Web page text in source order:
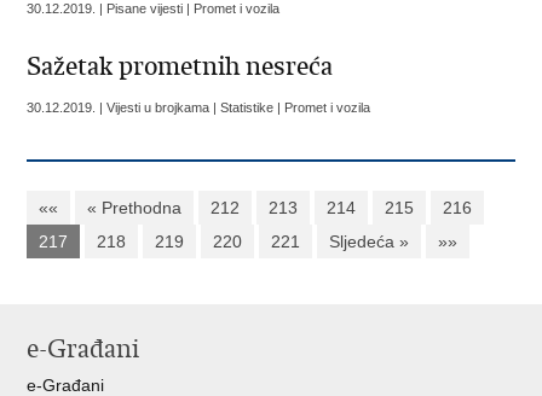
30.12.2019. | Pisane vijesti | Promet i vozila
Sažetak prometnih nesreća
30.12.2019. | Vijesti u brojkama | Statistike | Promet i vozila
«« « Prethodna 212 213 214 215
216
217
218 219 220 221 Sljedeća » »»
e-Građani
e-Građani